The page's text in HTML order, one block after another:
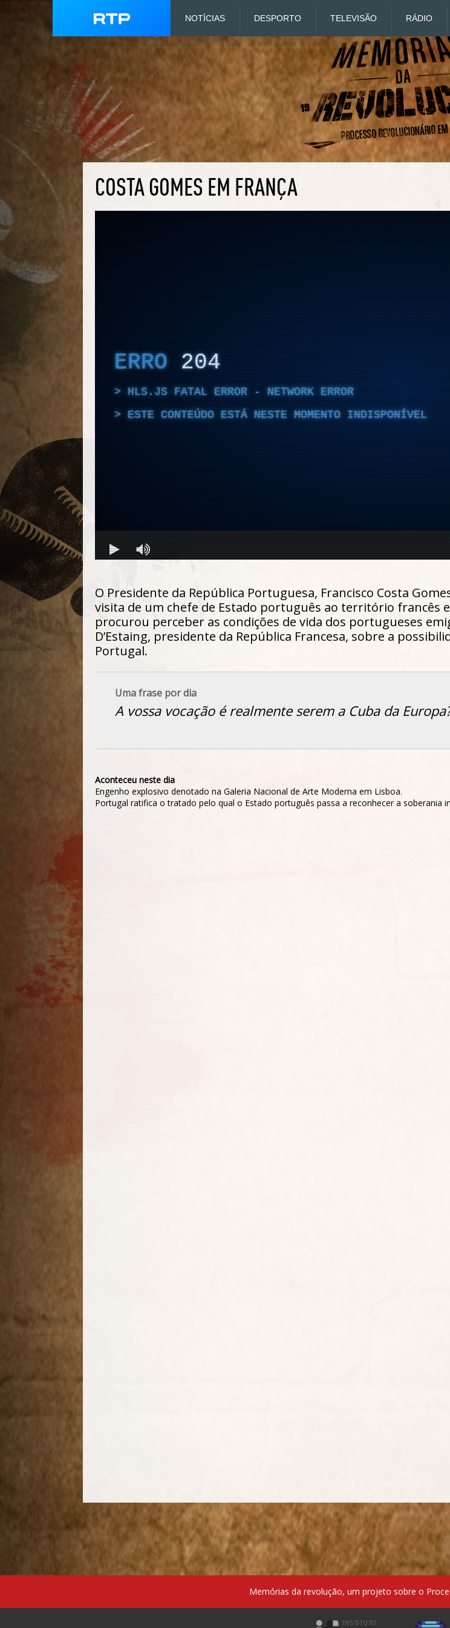
NOTÍCIAS DESPORTO TELEVISÃO RÁDIO
COSTA GOMES EM FRANÇA
O Presidente da República Portuguesa, Francisco Costa
visita de um chefe de Estado português ao território francês
procurou perceber as condições de vida dos portugueses
D’Estaing, presidente da República Francesa, sobre a
Portugal.
Uma frase por dia
A vossa vocação é realmente serem a Cuba da
Aconteceu neste dia
Engenho explosivo denotado na Galeria Nacional de Arte Moderna em Lisboa.
Portugal ratifica o tratado pelo qual o Estado português passa a reconhecer a soberania
Memórias da revolução, um projeto sobre o